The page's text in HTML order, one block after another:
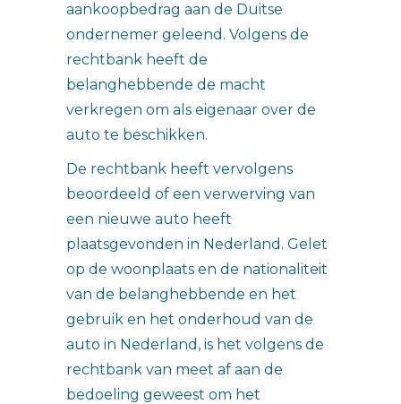
aankoopbedrag aan de Duitse
ondernemer geleend. Volgens de
rechtbank heeft de
belanghebbende de macht
verkregen om als eigenaar over de
auto te beschikken.
De rechtbank heeft vervolgens
beoordeeld of een verwerving van
een nieuwe auto heeft
plaatsgevonden in Nederland. Gelet
op de woonplaats en de nationaliteit
van de belanghebbende en het
gebruik en het onderhoud van de
auto in Nederland, is het volgens de
rechtbank van meet af aan de
bedoeling geweest om het